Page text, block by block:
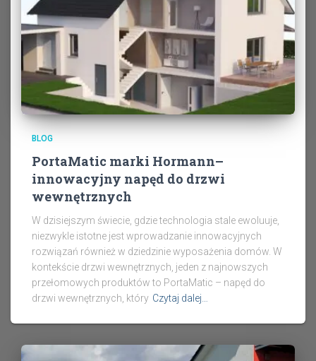
BLOG
PortaMatic marki Hormann–
innowacyjny napęd do drzwi
wewnętrznych
W dzisiejszym świecie, gdzie technologia stale ewoluuje,
niezwykle istotne jest wprowadzanie innowacyjnych
rozwiązań również w dziedzinie wyposażenia domów. W
kontekście drzwi wewnętrznych, jeden z najnowszych
przełomowych produktów to PortaMatic – napęd do
drzwi wewnętrznych, który Czytaj dalej…